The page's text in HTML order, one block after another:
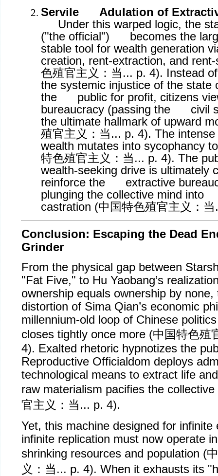
Servile Adulation of
Under this warped logic, the
("the official") becomes the
stable tool for wealth
creation, rent-extraction, and
色殖官主义：当... p. 4). Instead
the systemic injustice of the state
the public for profit, citizens
bureaucracy (passing the civil
the ultimate hallmark of upward
殖官主义：当... p. 4). The
wealth mutates into sycophancy
特色殖官主义：当... p. 4). The
wealth-seeking drive is ultimately
reinforce the extractive
plunging the collective mind
castration (中国特色殖官主义：当
Conclusion: Escaping the Dead
Grinder
From the physical gap between
"Fat Five," to Hu Yaobang’s
ownership equals ownership by
distortion of Sima Qian’s economic
millennium-old loop of Chinese
closes tightly once more (中国特色殖
4). Exalted rhetoric hypnotizes the
Reproductive Officialdom deploys
technological means to extract life
raw materialism pacifies the collective
官主义：当... p. 4).
Yet, this machine designed for infinite
infinite replication must now operate
shrinking resources and population (
义：当... p. 4). When it exhausts its